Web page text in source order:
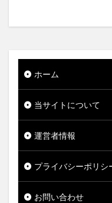
ホーム
当サイトについて
運営者情報
プライバシーポリシ
お問い合わせ